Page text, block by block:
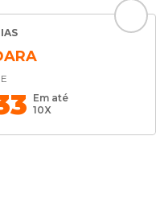
Em até
10X